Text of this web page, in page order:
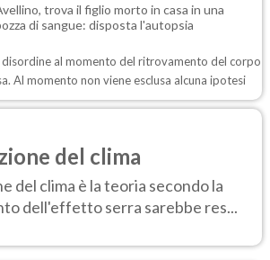
trova il figlio morto in casa in una
di sangue: disposta l'autopsia
al momento del ritrovamento del corpo
Al momento non viene esclusa alcuna ipotesi
del clima
del clima è la teoria secondo la
dell'effetto serra sarebbe res...